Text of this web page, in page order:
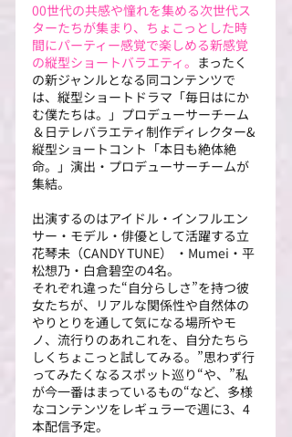
00世代の共感や憧れを集める次世代ス
ターたちが集まり、ちょこっとした時
間にパーティー感覚で楽しめる新感覚
の縦型ショートバラエティ。 まったく
の新ジャンルとなる同コンテンツで
は、縦型ショートドラマ「毎日はにか
む僕たちは。」プロデューサーチーム
＆日テレバラエティ制作ディレクター&
縦型ショートコント「本日も絶体絶
命。」演出・プロデューサーチームが
集結。
出演するのはアイドル・インフルエン
サー・モデル・俳優として活躍する立
花琴未（CANDY TUNE） ・Mumei・平
松想乃・白倉碧空の4名。
それぞれ違った“自分らしさ”を持つ彼
女たちが、リアルな関係性や自然体の
やりとりを通して気になる場所やモ
ノ、流行りのあれこれを、自分たちら
しくちょこっと試してみる。”思わず行
ってみたくなるスポット巡り“や、”私
が今一番はまっているもの“など、多様
なコンテンツをレギュラーで週に3、4
本配信予定。